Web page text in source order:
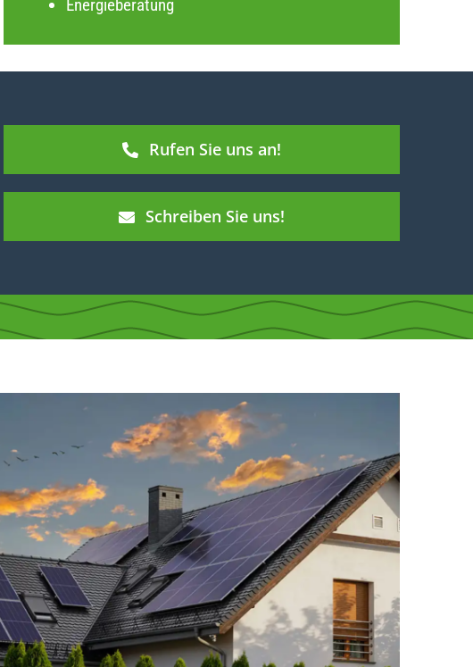
Energieberatung
Rufen Sie uns an!
Schreiben Sie uns!